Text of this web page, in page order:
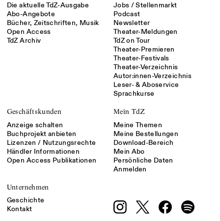
Die aktuelle TdZ-Ausgabe
Abo-Angebote
Bücher, Zeitschriften, Musik
Open Access
TdZ Archiv
Jobs / Stellenmarkt
Podcast
Newsletter
Theater-Meldungen
TdZ on Tour
Theater-Premieren
Theater-Festivals
Theater-Verzeichnis
Autor:innen-Verzeichnis
Leser- & Aboservice
Sprachkurse
Geschäftskunden
Anzeige schalten
Buchprojekt anbieten
Lizenzen / Nutzungsrechte
Händler Informationen
Open Access Publikationen
Mein TdZ
Meine Themen
Meine Bestellungen
Download-Bereich
Mein Abo
Persönliche Daten
Anmelden
Unternehmen
Geschichte
Kontakt